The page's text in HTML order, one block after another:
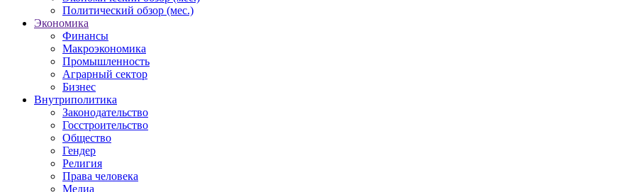
Политический обзор (мес.)
Экономика
Финансы
Макроэкономика
Промышленность
Аграрный сектор
Бизнес
Внутриполитика
Законодательство
Госстроительство
Общество
Гендер
Религия
Права человека
Медиа